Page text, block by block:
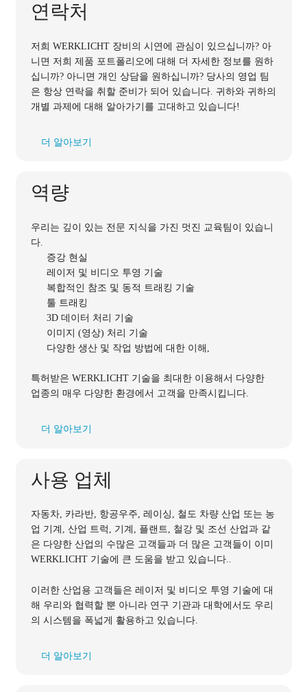
뉴스레터
연락처
연락처
저희 WERKLICHT 장비의 시연에 관심이 있으십니까? 아
니면 저희 제품 포트폴리오에 대해 더 자세한 정보를 원하
십니까? 아니면 개인 상담을 원하십니까? 당사의 영업 팀
은 항상 연락을 취할 준비가 되어 있습니다. 귀하와 귀하의
개별 과제에 대해 알아가기를 고대하고 있습니다!
더 알아보기
역량
우리는 깊이 있는 전문 지식을 가진 멋진 교육팀이 있습니
다.
증강 현실
레이저 및 비디오 투영 기술
복합적인 참조 및 동적 트래킹 기술
툴 트래킹
3D 데이터 처리 기술
이미지 (영상) 처리 기술
다양한 생산 및 작업 방법에 대한 이해,
특허받은 WERKLICHT 기술을 최대한 이용해서 다양한
업종의 매우 다양한 환경에서 고객을 만족시킵니다.
더 알아보기
사용 업체
자동차, 카라반, 항공우주, 레이싱, 철도 차량 산업 또는 농
업 기계, 산업 트럭, 기계, 플랜트, 철강 및 조선 산업과 같
은 다양한 산업의 수많은 고객들과 더 많은 고객들이 이미
WERKLICHT 기술에 큰 도움을 받고 있습니다..
이러한 산업용 고객들은 레이저 및 비디오 투영 기술에 대
해 우리와 협력할 뿐 아니라 연구 기관과 대학에서도 우리
의 시스템을 폭넓게 활용하고 있습니다.
더 알아보기